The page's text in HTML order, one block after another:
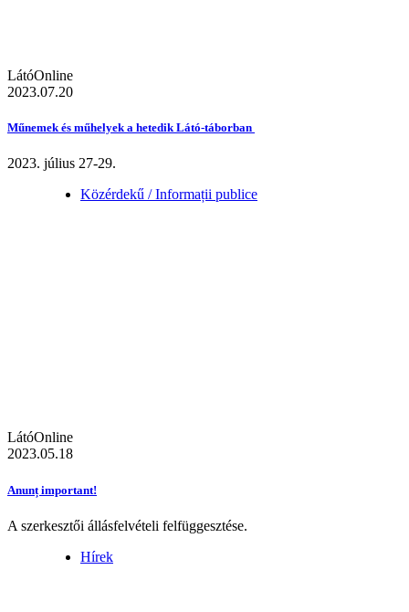
LátóOnline
2023.07.20
Műnemek és műhelyek a hetedik Látó-táborban
2023. július 27-29.
Közérdekű / Informații publice
LátóOnline
2023.05.18
Anunț important!
A szerkesztői állásfelvételi felfüggesztése.
Hírek